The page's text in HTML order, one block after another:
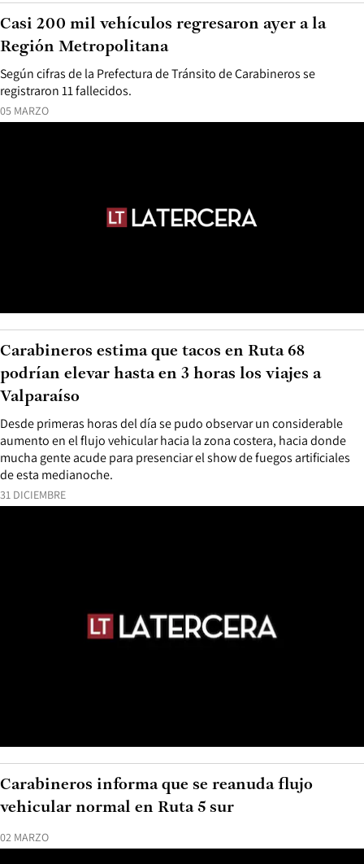
05 MARZO
Según cifras de la Prefectura de Tránsito de Carabineros se
registraron 11 fallecidos.
Casi 200 mil vehículos regresaron ayer a la
Región Metropolitana
31 DICIEMBRE
Desde primeras horas del día se pudo observar un considerable
aumento en el flujo vehicular hacia la zona costera, hacia donde
mucha gente acude para presenciar el show de fuegos artificiales
de esta medianoche.
Carabineros estima que tacos en Ruta 68
podrían elevar hasta en 3 horas los viajes a
Valparaíso
02 MARZO
Carabineros informa que se reanuda flujo
vehicular normal en Ruta 5 sur